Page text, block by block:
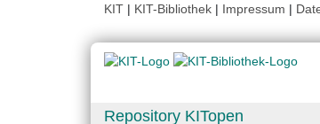
KIT | KIT-Bibliothek | Impressum |
Repository KITopen